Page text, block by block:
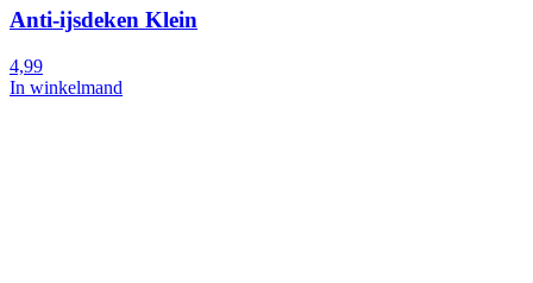
Anti-ijsdeken Klein
4,99
In winkelmand